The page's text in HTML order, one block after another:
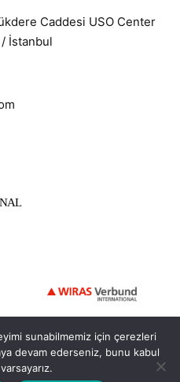
Caddesi USO Center
/ İstanbul
sunabilmemiz için çerezleri
devam ederseniz, bunu kabul